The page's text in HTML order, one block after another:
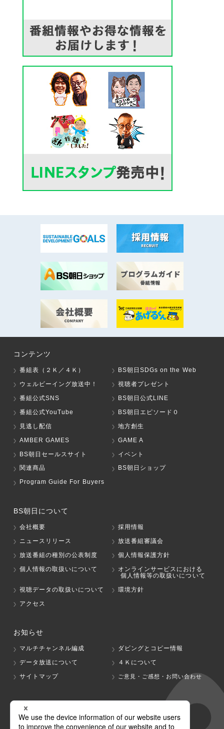
コンテンツ
番組表（２Ｋ／４Ｋ）
BS朝日SDGs on the Web
ウェルビーイング放送中！
視聴者プレゼント
番組公式SNS
BS朝日公式LINE
番組公式YouTube
BS朝日エピソード０
見逃し配信
地方創生
AMBER GAMES
GAME A
BS朝日セールスサイト
イベント
関連商品
BS朝日ショップ
Program Guide For Buyers
BS朝日について
会社概要
採用情報
ニュースリリース
放送番組審議会
放送番組の種別の公表制度
個人情報保護方針
個人情報の取扱いについて
オンラインサービスにおける
個人情報等の取扱いについて
視聴データの取扱いについて
環境方針
アクセス
お知らせ
マルチチャンネル編成
ダビングとコピー情報
データ放送について
４Ｋについて
サイトマップ
ご意見・ご感想・お問い合わせ
グループ会社
テレビ朝日 テレ朝チャンネル